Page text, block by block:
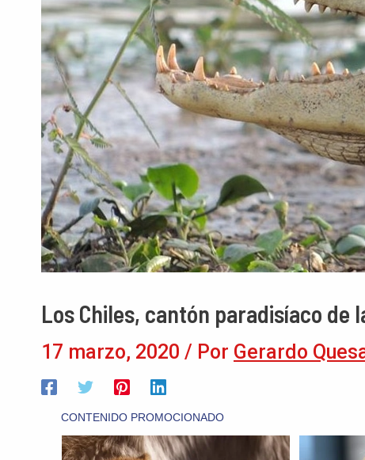
Los Chiles, cantón paradisíaco de
17 marzo, 2020 / Por Gerardo